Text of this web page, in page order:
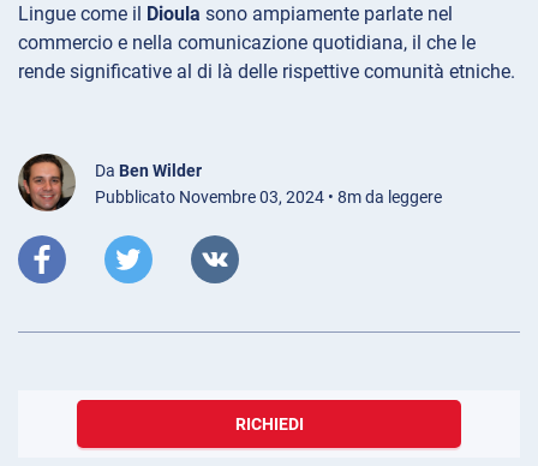
Lingue come il Dioula sono ampiamente parlate nel
commercio e nella comunicazione quotidiana, il che le
rende significative al di là delle rispettive comunità etniche.
Da Ben Wilder
Pubblicato Novembre 03, 2024 • 8m da leggere
RICHIEDI